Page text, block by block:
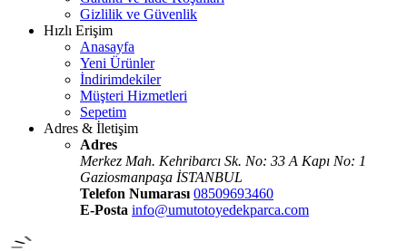
Gizlilik ve Güvenlik
Hızlı Erişim
Anasayfa
Yeni Ürünler
İndirimdekiler
Müşteri Hizmetleri
Sepetim
Adres & İletişim
Adres
Merkez Mah. Kehribarcı Sk. No: 33 A Kapı No: 1
Gaziosmanpaşa İSTANBUL
Telefon Numarası 08509693460
E-Posta info@umutotoyedekparca.com